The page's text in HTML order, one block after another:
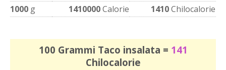
1000 g 1410000Calorie 1410Chilocalorie
100 Grammi Taco insalata = 141
Chilocalorie